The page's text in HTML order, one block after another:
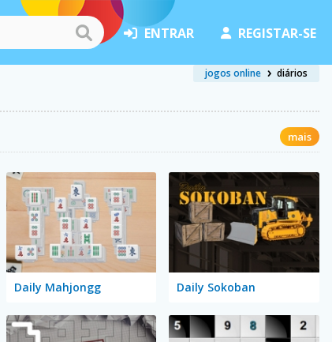
ENTRAR REGISTAR-SE
jogos online diários
mais
Daily Mahjongg Daily Sokoban